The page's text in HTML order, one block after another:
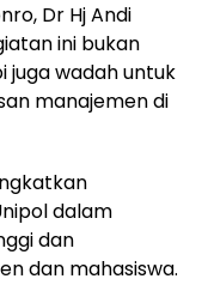
Dr Hj Andi
ini bukan
juga wadah untuk
manajemen di
dalam
dan
dan mahasiswa.